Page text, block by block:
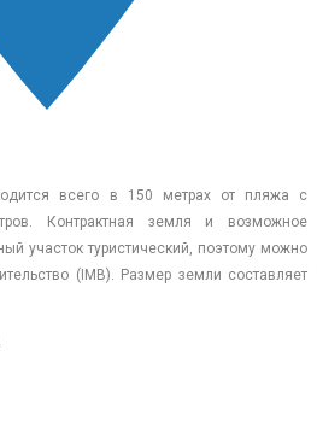
всего в 150 метрах от пляжа с
Контрактная земля и возможное
участок туристический, поэтому можно
(IMB). Размер земли составляет